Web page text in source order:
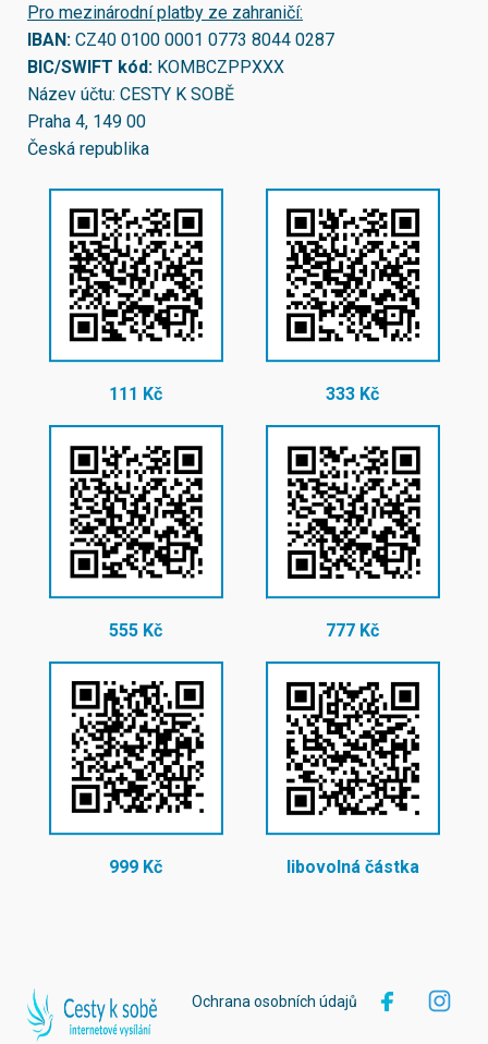
Pro mezinárodní platby ze zahraničí:
IBAN: CZ40 0100 0001 0773 8044 0287
BIC/SWIFT kód: KOMBCZPPXXX
Název účtu: CESTY K SOBĚ
Praha 4, 149 00
Česká republika
111 Kč 333 Kč
555 Kč 777 Kč
999 Kč libovolná částka
Ochrana osobních údajů